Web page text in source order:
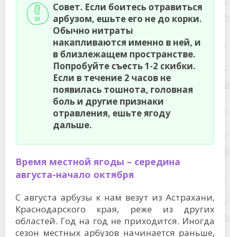
Совет. Если боитесь отравиться
арбузом, ешьте его не до корки.
Обычно нитраты
накапливаются именно в ней, и
в близлежащем пространстве.
Попробуйте съесть 1-2 скибки.
Если в течение 2 часов не
появилась тошнота, головная
боль и другие признаки
отравления, ешьте ягоду
дальше.
Время местной ягоды – середина
августа-начало октября
С августа арбузы к нам везут из Астрахани,
Краснодарского края, реже из других
областей. Год на год не приходится. Иногда
сезон местных арбузов начинается раньше,